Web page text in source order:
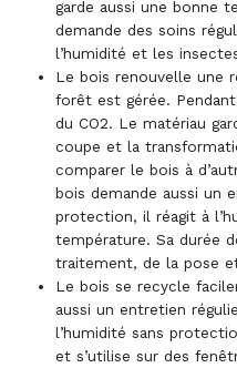
garde aussi une bonne
demande des soins
l’humidité et les
Le bois renouvelle une
forêt est gérée.
du CO2. Le matériau
coupe et la
comparer le bois à
bois demande aussi un
protection, il réagit à
température. Sa durée
traitement, de la pose
Le bois se recycle
aussi un entretien
l’humidité sans
et s’utilise sur des